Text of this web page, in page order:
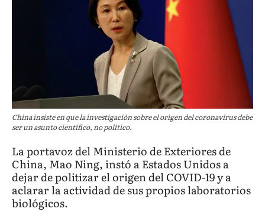
China insiste en que la investigación sobre el origen del coronavirus debe
ser un asunto científico, no político.
La portavoz del Ministerio de Exteriores de
China, Mao Ning, instó a Estados Unidos a
dejar de politizar el origen del COVID-19 y a
aclarar la actividad de sus propios laboratorios
biológicos.